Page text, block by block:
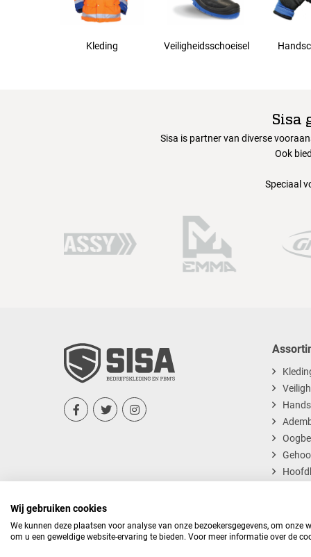
Kleding Veiligheidsschoeisel
Sisa
Sisa is partner van diverse
Ook
Speciaal
  
Wij gebruiken cookies
We kunnen deze plaatsen voor analyse van onze bezoekersgegevens, om onze
om u een geweldige website-ervaring te bieden. Voor meer informatie over de